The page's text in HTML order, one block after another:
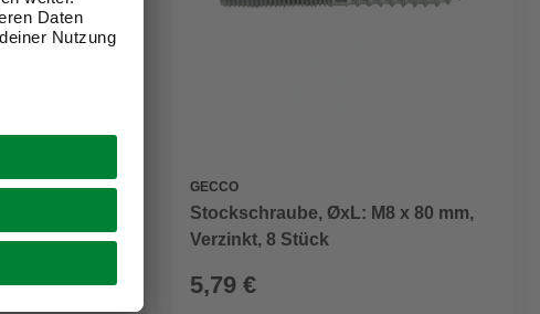
x 100 mm,
GECCO
Stockschraube, ØxL: M8 x 80 mm,
Verzinkt, 8 Stück
5,79 €